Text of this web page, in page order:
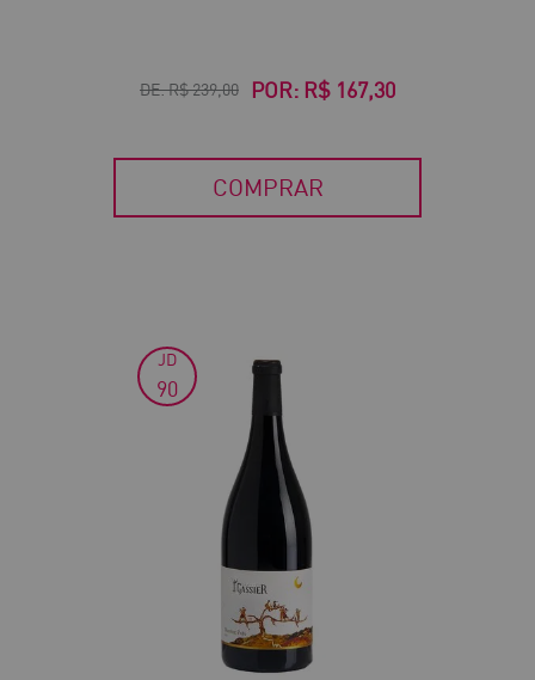
DE:R$ 239,00 POR: R$ 167,30
COMPRAR
JD
90